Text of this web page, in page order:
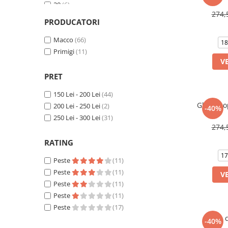
20 (6)
22 (5)
23(4)
24 (3)
PRODUCATORI
Macco (66)
Primigi(11)
PRET
150 Lei - 200 Lei(44)
200 Lei - 250 Lei(2)
250 Lei - 300 Lei(31)
RATING
Peste
(11)
Peste
(11)
Peste
(11)
Peste
(11)
Peste
(17)
18
-40%
Ghete
17
-40%
Ghete